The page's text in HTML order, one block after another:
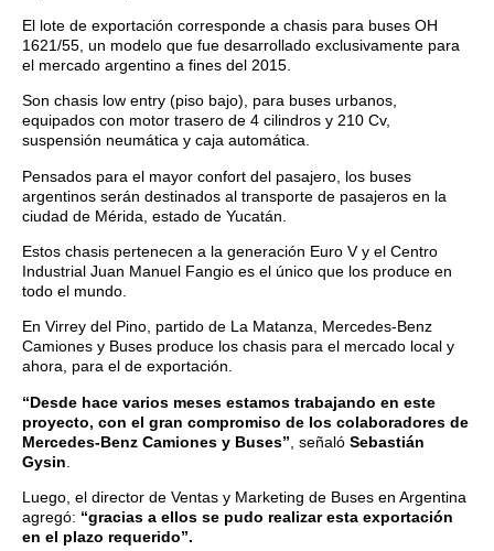
El lote de exportación corresponde a chasis para buses OH
1621/55, un modelo que fue desarrollado exclusivamente para
el mercado argentino a fines del 2015.
Son chasis low entry (piso bajo), para buses urbanos,
equipados con motor trasero de 4 cilindros y 210 Cv,
suspensión neumática y caja automática.
Pensados para el mayor confort del pasajero, los buses
argentinos serán destinados al transporte de pasajeros en la
ciudad de Mérida, estado de Yucatán.
Estos chasis pertenecen a la generación Euro V y el Centro
Industrial Juan Manuel Fangio es el único que los produce en
todo el mundo.
En Virrey del Pino, partido de La Matanza, Mercedes-Benz
Camiones y Buses produce los chasis para el mercado local y
ahora, para el de exportación.
“Desde hace varios meses estamos trabajando en este
proyecto, con el gran compromiso de los colaboradores de
Mercedes-Benz Camiones y Buses” , señaló Sebastián
Gysin
Luego, el director de Ventas y Marketing de Buses en Argentina
agregó: “gracias a ellos se pudo realizar esta exportación
en el plazo requerido”.